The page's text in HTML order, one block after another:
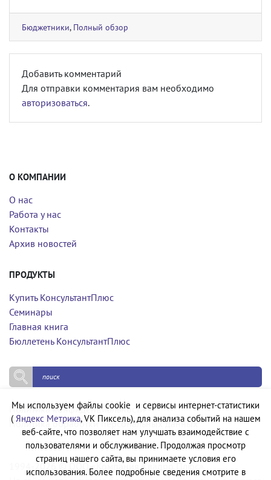
Бюджетники, Полный обзор
Добавить комментарий
Для отправки комментария вам необходимо
авторизоваться.
О КОМПАНИИ
О нас
Работа у нас
Контакты
Архив новостей
ПРОДУКТЫ
Купить КонсультантПлюс
Семинары
Главная книга
Бюллетень КонсультантПлюс
Политика конфиденциальности
Политика обработки персональных данных
1994-2026 © ООО «Компания Квадро Плюс»
Мы используем файлы cookie и сервисы интернет-статистики
( Яндекс Метрика, VK Пиксель), для анализа событий на нашем
веб-сайте, что позволяет нам улучшать взаимодействие с
пользователями и обслуживание. Продолжая просмотр
страниц нашего сайта, вы принимаете условия его
использования. Более подробные сведения смотрите в